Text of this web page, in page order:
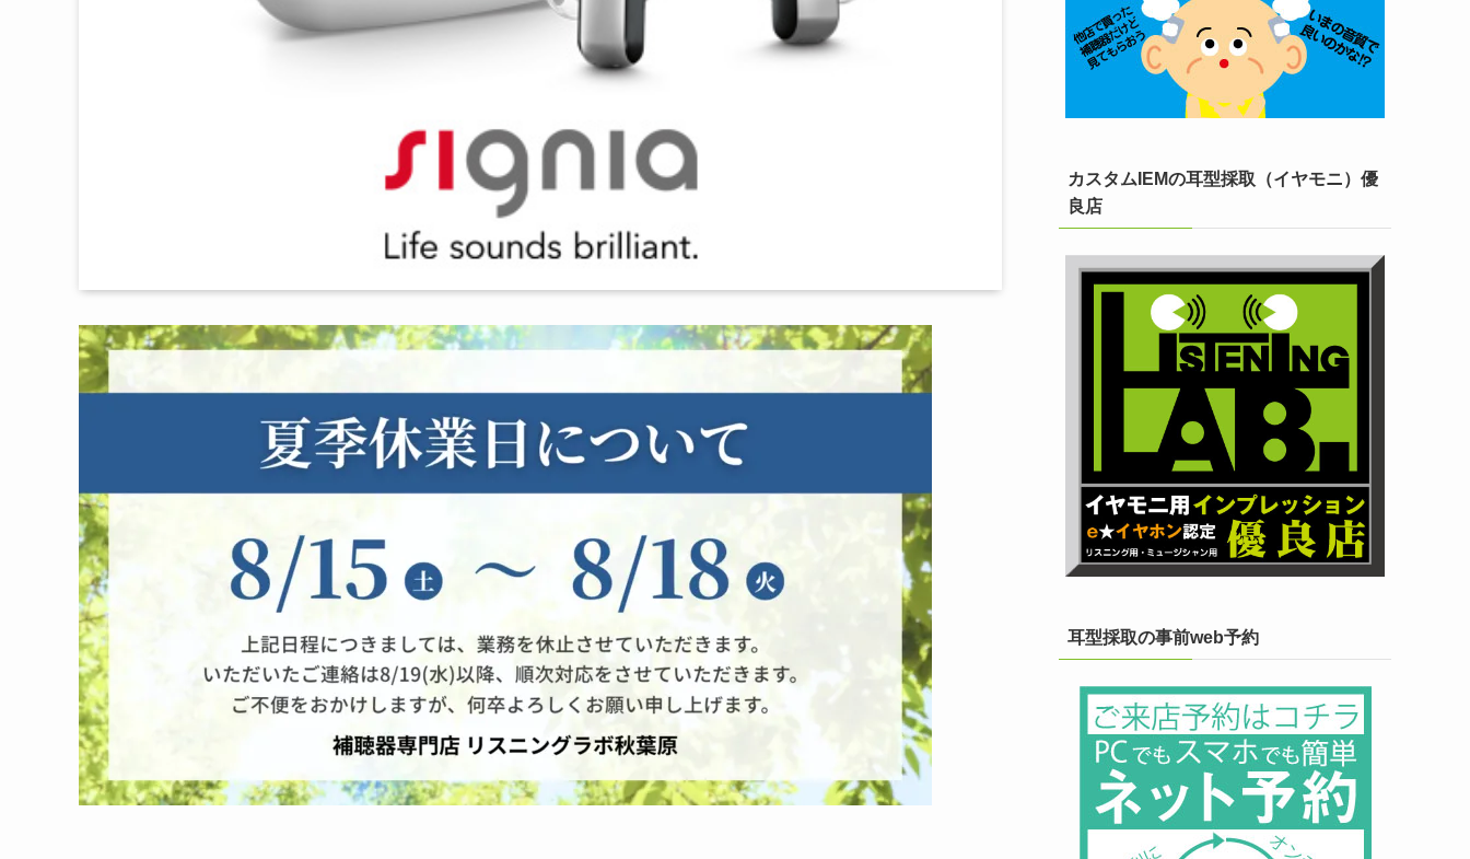
カスタムIEMの耳型採取（イヤモニ）優
良店
耳型採取の事前web予約